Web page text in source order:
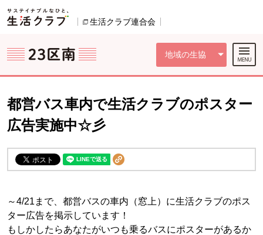
ページの先頭です。
生活クラブ連合会
地域の生協
ここからサイト内共通メニューです。
サイト内共通メニューをスキップする
サイト内共通メニューここまで。
都営バス車内で生活クラブのポスター
広告実施中☆彡
～4/21まで、都営バスの車内（窓上）に生活クラブのポス
ター広告を掲示しています！
もしかしたらあなたがいつも乗るバスにポスターがあるか